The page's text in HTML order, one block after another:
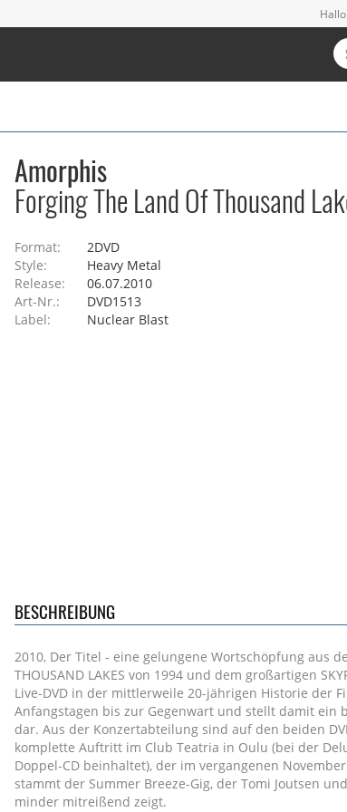
Amorphis
Forging The Land Of Thousand
Format:
2DVD
Style:
Heavy Metal
Release:
06.07.2010
Art-Nr.:
DVD1513
Label:
Nuclear Blast
BESCHREIBUNG
2010, Der Titel - eine gelungene Wortschöpfung aus
THOUSAND LAKES von 1994 und dem großartigen
Live-DVD in der mittlerweile 20-jährigen Historie der
Anfangstagen bis zur Gegenwart und stellt damit ein
dar. Aus der Konzertabteilung sind auf den beiden
komplette Auftritt im Club Teatria in Oulu (bei der
Doppel-CD beinhaltet), der im vergangenen
stammt der Summer Breeze-Gig, der Tomi Joutsen
minder mitreißend zeigt.